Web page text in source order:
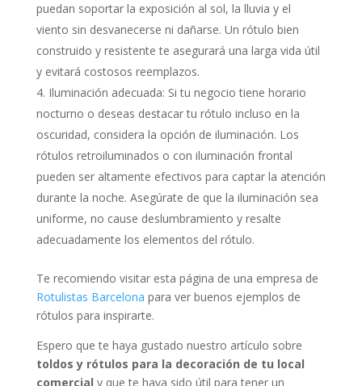
puedan soportar la exposición al sol, la lluvia y el
viento sin desvanecerse ni dañarse. Un rótulo bien
construido y resistente te asegurará una larga vida útil
y evitará costosos reemplazos.
Iluminación adecuada: Si tu negocio tiene horario
nocturno o deseas destacar tu rótulo incluso en la
oscuridad, considera la opción de iluminación. Los
rótulos retroiluminados o con iluminación frontal
pueden ser altamente efectivos para captar la atención
durante la noche. Asegúrate de que la iluminación sea
uniforme, no cause deslumbramiento y resalte
adecuadamente los elementos del rótulo.
Te recomiendo visitar esta página de una empresa de
Rotulistas Barcelona para ver buenos ejemplos de
rótulos para inspirarte.
Espero que te haya gustado nuestro artículo sobre
toldos y rótulos para la decoración de tu local
comercial y que te haya sido útil para tener un